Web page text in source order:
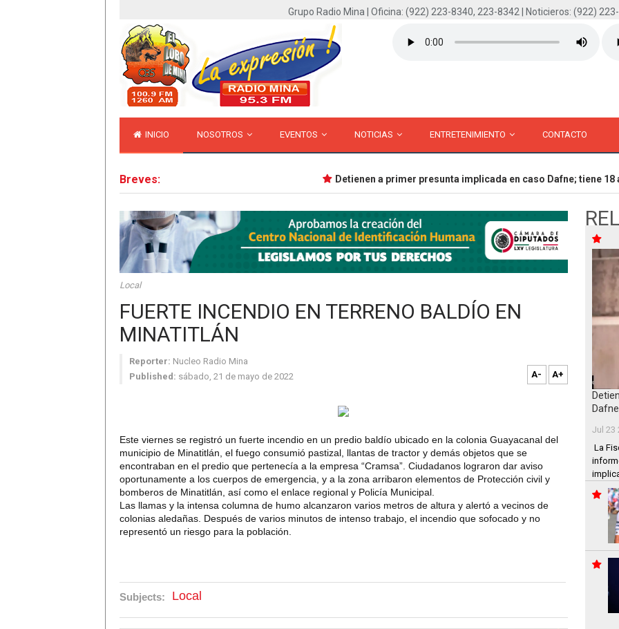
Grupo Radio Mina | Oficina: (922) 223-8340, 223-8342 | Noticieros: (922)
INICIO NOSOTROS EVENTOS NOTICIAS ENTRETENIMIENTO CONTACTO
Breves: Detienen a primer presunta implicada en caso Dafne; tiene 18
Local
FUERTE INCENDIO EN TERRENO BALDÍO EN
MINATITLÁN
Reporter: Nucleo Radio Mina
Published: sábado, 21 de mayo de 2022 A- A+
Este viernes se registró un fuerte incendio en un predio baldío ubicado en la colonia Guayacanal del
municipio de Minatitlán, el fuego consumió pastizal, llantas de tractor y demás objetos que se
encontraban en el predio que pertenecía a la empresa “Cramsa”. Ciudadanos lograron dar aviso
oportunamente a los cuerpos de emergencia, y a la zona arribaron elementos de Protección civil y
bomberos de Minatitlán, así como el enlace regional y Policía Municipal.
Las llamas y la intensa columna de humo alcanzaron varios metros de altura y alertó a vecinos de
colonias aledañas. Después de varios minutos de intenso trabajo, el incendio que sofocado y no
representó un riesgo para la población.
Subjects: Local
Jul 23
La